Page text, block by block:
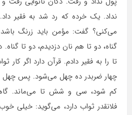
نداد. یک خرده که رد شد به فقیر
می‌کنی؟ گفت: مؤمن باید زرنگ باشد.
گناه، دو تا هم نان دزدیدم، دو تا گناه.
تا را به فقیر دادم. قرآن دارد اگر
چهار ضربدر ده چهل می‌شود. پس چهل
کم شود، سی و شش تا می‌ماند.
فلانقدر ثواب دارد، می‌گوید: خیلی